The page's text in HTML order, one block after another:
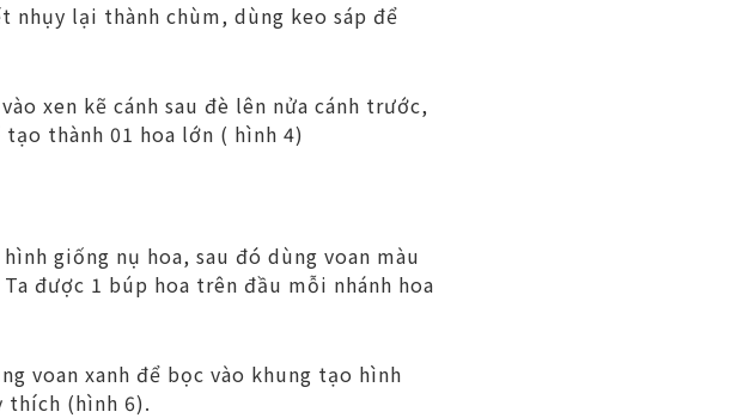
nhụy lại thành chùm, dùng keo sáp để
xen kẽ cánh sau đè lên nửa cánh trước,
thành 01 hoa lớn ( hình 4)
giống nụ hoa, sau đó dùng voan màu
được 1 búp hoa trên đầu mỗi nhánh hoa
voan xanh để bọc vào khung tạo hình
thích (hình 6).